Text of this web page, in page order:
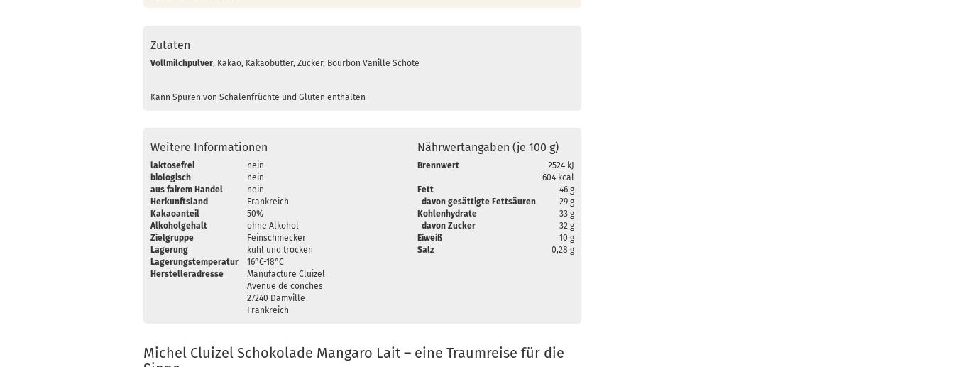
Zutaten
Vollmilchpulver, Kakao, Kakaobutter, Zucker, Bourbon Vanille Schote
Kann Spuren von Schalenfrüchte und Gluten enthalten
Weitere Informationen
laktosefrei
nein
biologisch
nein
aus fairem Handel
nein
Herkunftsland
Frankreich
Kakaoanteil
50%
Alkoholgehalt
ohne Alkohol
Zielgruppe
Feinschmecker
Lagerung
kühl und trocken
Lagerungstemperatur 16°C-18°C
Herstelleradresse
Manufacture Cluizel
Avenue de conches
27240 Damville
Frankreich
Nährwertangaben (je 100 g)
Brennwert
2524 kJ
604 kcal
Fett
46 g
davon gesättigte Fettsäuren
29 g
Kohlenhydrate
33 g
davon Zucker
32 g
Eiweiß
10 g
Salz
0,28 g
Michel Cluizel Schokolade Mangaro Lait – eine Traumreise für die